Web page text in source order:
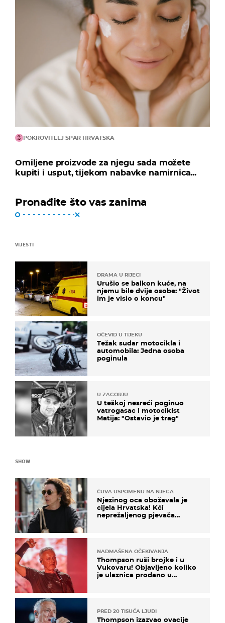
POKROVITELJ SPAR HRVATSKA
Omiljene proizvode za njegu sada možete
kupiti i usput, tijekom nabavke namirnica...
Pronađite što vas zanima
VIJESTI
DRAMA U RIJECI
Urušio se balkon kuće, na
njemu bile dvije osobe: "Život
im je visio o koncu"
OČEVID U TIJEKU
Težak sudar motocikla i
automobila: Jedna osoba
poginula
U ZAGORJU
U teškoj nesreći poginuo
vatrogasac i motociklst
Matija: "Ostavio je trag"
SHOW
ČUVA USPOMENU NA NJEGA
Njezinog oca obožavala je
cijela Hrvatska! Kći
neprežaljenog pjevača
NADMAŠENA OČEKIVANJA
Thompson ruši brojke i u
Vukovaru! Objavljeno koliko
je ulaznica prodano u
PRED 20 TISUĆA LJUDI
Thompson izazvao ovacije